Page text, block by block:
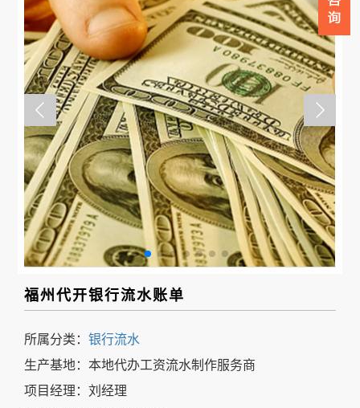
福州代开银行流水账单
所属分类：银行流水
生产基地：本地代办工资流水制作服务商
项目经理：刘经理